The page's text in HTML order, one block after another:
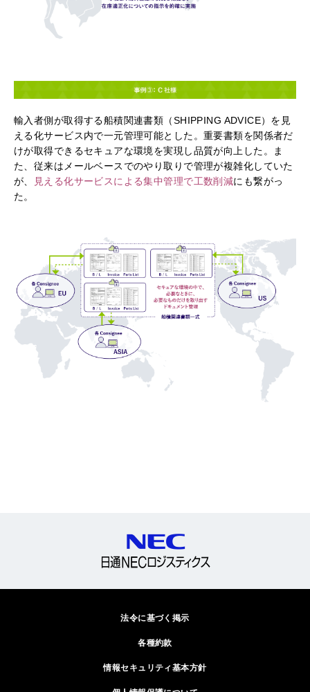
輸入者側が取得する船積関連書類（SHIPPING ADVICE）を見
える化サービス内で一元管理可能とした。重要書類を関係者だ
けが取得できるセキュアな環境を実現し品質が向上した。ま
た、従来はメールベースでのやり取りで管理が複雑化していた
が、
見える化サービスによる集中管理で工数削減にも繋がっ
た。
法令に基づく掲示
各種約款
情報セキュリティ基本方針